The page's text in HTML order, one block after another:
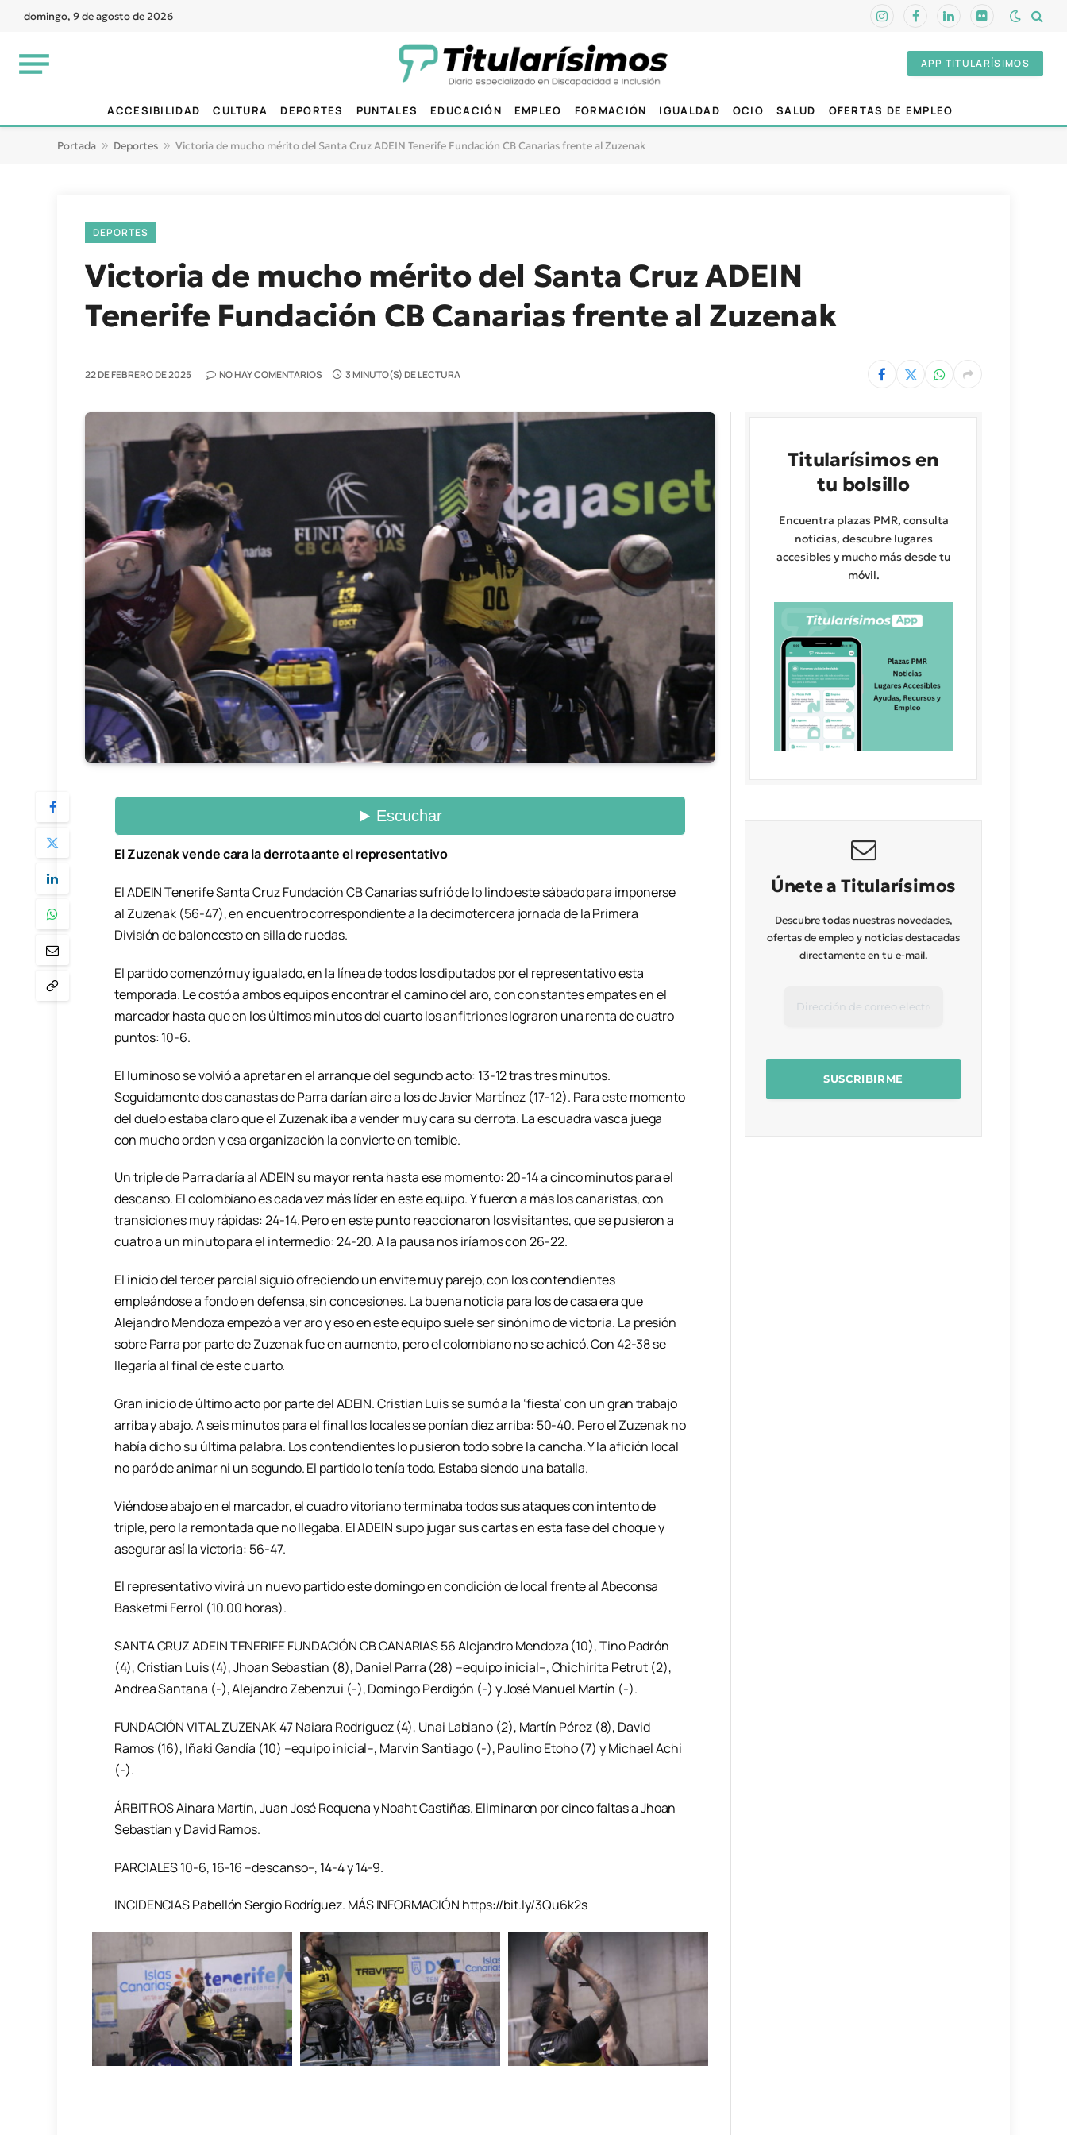
domingo, 9 de agosto de 2026 InstagramFacebookLinkedInFlickr
APP TITULARÍSIMOS
ACCESIBILIDAD CULTURA DEPORTES PUNTALES EDUCACIÓN EMPLEO FORMACIÓN IGUALDAD OCIO SALUD OFERTAS DE EMPLEO
Portada » Deportes » Victoria de mucho mérito del Santa Cruz ADEIN Tenerife Fundación CB Canarias frente al Zuzenak
DEPORTES
Victoria de mucho mérito del Santa Cruz ADEIN
Tenerife Fundación CB Canarias frente al Zuzenak
22 DE FEBRERO DE 2025 NO HAY COMENTARIOS 3 MINUTO(S) DE LECTURA
El Zuzenak vende cara la derrota ante el representativo
El ADEIN Tenerife Santa Cruz Fundación CB Canarias sufrió de lo lindo este sábado para imponerse
al Zuzenak (56-47), en encuentro correspondiente a la decimotercera jornada de la Primera
División de baloncesto en silla de ruedas.
El partido comenzó muy igualado, en la línea de todos los diputados por el representativo esta
temporada. Le costó a ambos equipos encontrar el camino del aro, con constantes empates en el
marcador hasta que en los últimos minutos del cuarto los anfitriones lograron una renta de cuatro
puntos: 10-6.
El luminoso se volvió a apretar en el arranque del segundo acto: 13-12 tras tres minutos.
Seguidamente dos canastas de Parra darían aire a los de Javier Martínez (17-12). Para este momento
del duelo estaba claro que el Zuzenak iba a vender muy cara su derrota. La escuadra vasca juega
con mucho orden y esa organización la convierte en temible.
Un triple de Parra daría al ADEIN su mayor renta hasta ese momento: 20-14 a cinco minutos para el
descanso. El colombiano es cada vez más líder en este equipo. Y fueron a más los canaristas, con
transiciones muy rápidas: 24-14. Pero en este punto reaccionaron los visitantes, que se pusieron a
cuatro a un minuto para el intermedio: 24-20. A la pausa nos iríamos con 26-22.
El inicio del tercer parcial siguió ofreciendo un envite muy parejo, con los contendientes
empleándose a fondo en defensa, sin concesiones. La buena noticia para los de casa era que
Alejandro Mendoza empezó a ver aro y eso en este equipo suele ser sinónimo de victoria. La presión
sobre Parra por parte de Zuzenak fue en aumento, pero el colombiano no se achicó. Con 42-38 se
llegaría al final de este cuarto.
Gran inicio de último acto por parte del ADEIN. Cristian Luis se sumó a la ‘fiesta’ con un gran trabajo
arriba y abajo. A seis minutos para el final los locales se ponían diez arriba: 50-40. Pero el Zuzenak no
había dicho su última palabra. Los contendientes lo pusieron todo sobre la cancha. Y la afición local
no paró de animar ni un segundo. El partido lo tenía todo. Estaba siendo una batalla.
Viéndose abajo en el marcador, el cuadro vitoriano terminaba todos sus ataques con intento de
triple, pero la remontada que no llegaba. El ADEIN supo jugar sus cartas en esta fase del choque y
asegurar así la victoria: 56-47.
El representativo vivirá un nuevo partido este domingo en condición de local frente al Abeconsa
Basketmi Ferrol (10.00 horas).
SANTA CRUZ ADEIN TENERIFE FUNDACIÓN CB CANARIAS 56 Alejandro Mendoza (10), Tino Padrón
(4), Cristian Luis (4), Jhoan Sebastian (8), Daniel Parra (28) –equipo inicial–, Chichirita Petrut (2),
Andrea Santana (-), Alejandro Zebenzui (-), Domingo Perdigón (-) y José Manuel Martín (-).
FUNDACIÓN VITAL ZUZENAK 47 Naiara Rodríguez (4), Unai Labiano (2), Martín Pérez (8), David
Ramos (16), Iñaki Gandía (10) –equipo inicial–, Marvin Santiago (-), Paulino Etoho (7) y Michael Achi
(-).
ÁRBITROS Ainara Martín, Juan José Requena y Noaht Castiñas. Eliminaron por cinco faltas a Jhoan
Sebastian y David Ramos.
PARCIALES 10-6, 16-16 –descanso–, 14-4 y 14-9.
INCIDENCIAS Pabellón Sergio Rodríguez. MÁS INFORMACIÓN https://bit.ly/3Qu6k2s
Titularísimos en
tu bolsillo
Encuentra plazas PMR, consulta
noticias, descubre lugares
accesibles y mucho más desde tu
móvil.
Únete a Titularísimos
Descubre todas nuestras novedades,
ofertas de empleo y noticias destacadas
directamente en tu e-mail.